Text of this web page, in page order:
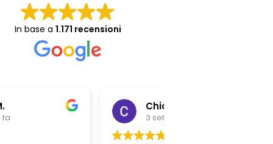
In base a 1.171 recensioni
Chiara Riitano